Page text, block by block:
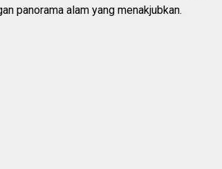
panorama alam yang menakjubkan.